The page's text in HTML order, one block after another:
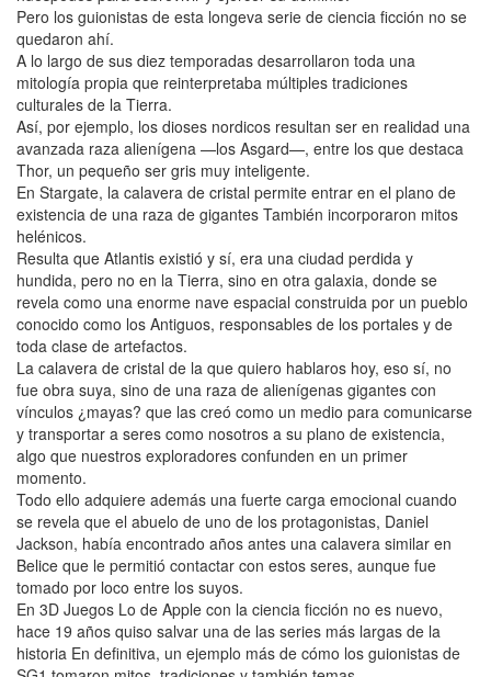
Pero los guionistas de esta longeva serie de ciencia ficción no se
quedaron ahí.
A lo largo de sus diez temporadas desarrollaron toda una
mitología propia que reinterpretaba múltiples tradiciones
culturales de la Tierra.
Así, por ejemplo, los dioses nordicos resultan ser en realidad una
avanzada raza alienígena —los Asgard—, entre los que destaca
Thor, un pequeño ser gris muy inteligente.
En Stargate, la calavera de cristal permite entrar en el plano de
existencia de una raza de gigantes También incorporaron mitos
helénicos.
Resulta que Atlantis existió y sí, era una ciudad perdida y
hundida, pero no en la Tierra, sino en otra galaxia, donde se
revela como una enorme nave espacial construida por un pueblo
conocido como los Antiguos, responsables de los portales y de
toda clase de artefactos.
La calavera de cristal de la que quiero hablaros hoy, eso sí, no
fue obra suya, sino de una raza de alienígenas gigantes con
vínculos ¿mayas? que las creó como un medio para comunicarse
y transportar a seres como nosotros a su plano de existencia,
algo que nuestros exploradores confunden en un primer
momento.
Todo ello adquiere además una fuerte carga emocional cuando
se revela que el abuelo de uno de los protagonistas, Daniel
Jackson, había encontrado años antes una calavera similar en
Belice que le permitió contactar con estos seres, aunque fue
tomado por loco entre los suyos.
En 3D Juegos Lo de Apple con la ciencia ficción no es nuevo,
hace 19 años quiso salvar una de las series más largas de la
historia En definitiva, un ejemplo más de cómo los guionistas de